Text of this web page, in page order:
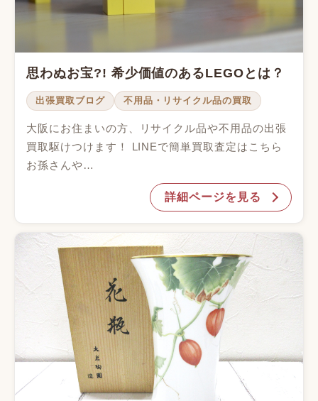
思わぬお宝?! 希少価値のあるLEGOとは？
出張買取ブログ 不用品・リサイクル品の買取
大阪にお住まいの方、リサイクル品や不用品の出張
買取駆けつけます！ LINEで簡単買取査定はこちら
お孫さんや…
詳細ページを見る